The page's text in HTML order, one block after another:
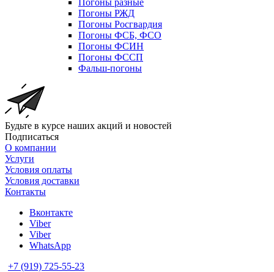
Погоны РЖД
Погоны Росгвардия
Погоны ФСБ, ФСО
Погоны ФСИН
Погоны ФССП
Фальш-погоны
Будьте в курсе наших акций и новостей
Подписаться
О компании
Услуги
Условия оплаты
Условия доставки
Контакты
Вконтакте
Viber
Viber
WhatsApp
+7 (919) 725-55-23